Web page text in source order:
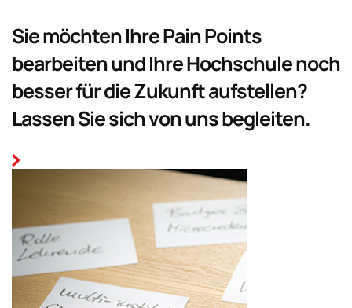
Sie möchten Ihre Pain Points
bearbeiten und Ihre Hochschule noch
besser für die Zukunft aufstellen?
Lassen Sie sich von uns begleiten.